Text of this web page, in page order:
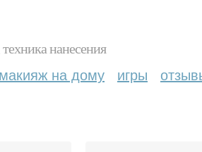
нанесения
на дому игры